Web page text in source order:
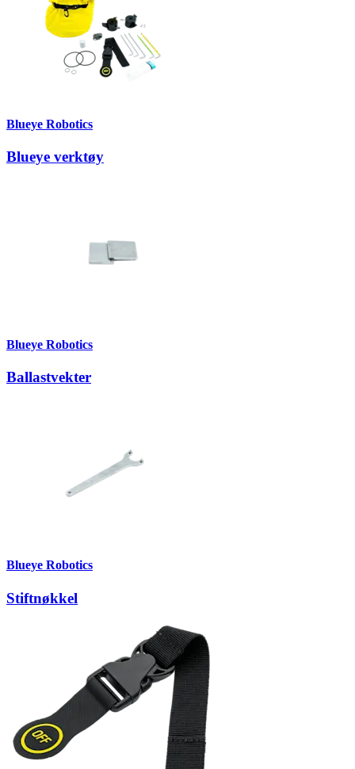
Blueye Robotics
Blueye verktøy
Blueye Robotics
Ballastvekter
Blueye Robotics
Stiftnøkkel